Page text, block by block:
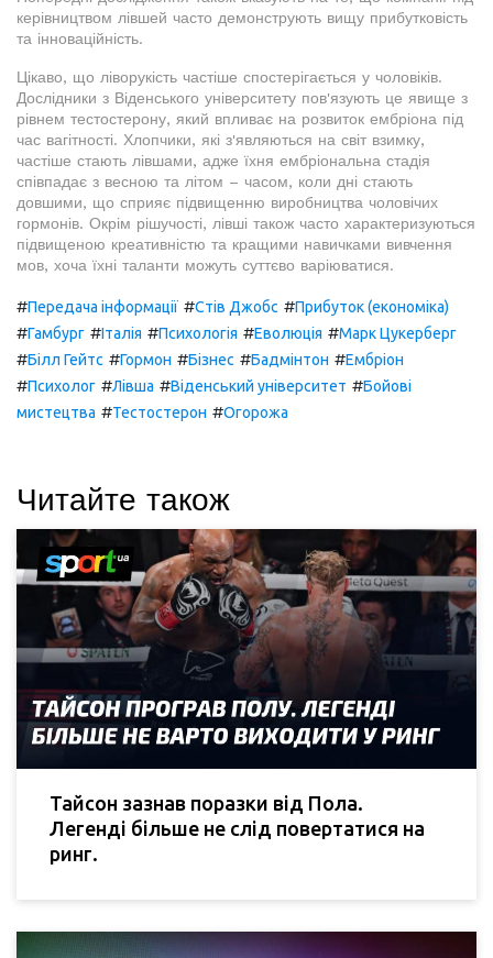
керівництвом лівшей часто демонструють вищу прибутковість
та інноваційність.
Цікаво, що ліворукість частіше спостерігається у чоловіків.
Дослідники з Віденського університету пов'язують це явище з
рівнем тестостерону, який впливає на розвиток ембріона під
час вагітності. Хлопчики, які з'являються на світ взимку,
частіше стають лівшами, адже їхня ембріональна стадія
співпадає з весною та літом – часом, коли дні стають
довшими, що сприяє підвищенню виробництва чоловічих
гормонів. Окрім рішучості, лівші також часто характеризуються
підвищеною креативністю та кращими навичками вивчення
мов, хоча їхні таланти можуть суттєво варіюватися.
#Передача інформації #Стів Джобс #Прибуток (економіка)
#Гамбург #Італія #Психологія #Еволюція #Марк Цукерберг
#Білл Гейтс #Гормон #Бізнес #Бадмінтон #Ембріон
#Психолог #Лівша #Віденський університет #Бойові
мистецтва #Тестостерон #Огорожа
Читайте також
Тайсон зазнав поразки від Пола.
Легенді більше не слід повертатися на
ринг.